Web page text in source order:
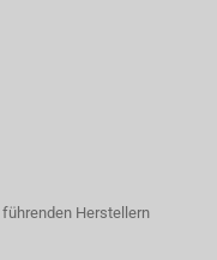
Herstellern